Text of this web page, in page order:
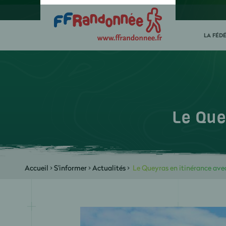
LA
Le
Accueil >S'informer>Actualités> Le Queyras en itinérance